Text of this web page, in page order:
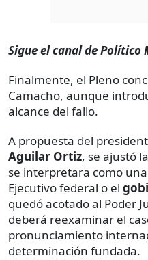
Sigue el canal de Político
Finalmente, el Pleno
Camacho, aunque
alcance del fallo.
A propuesta del
Aguilar Ortiz, se ajustó
se interpretara como
Ejecutivo federal o el
quedó acotado al Poder
deberá reexaminar el
pronunciamiento
determinación fundada.